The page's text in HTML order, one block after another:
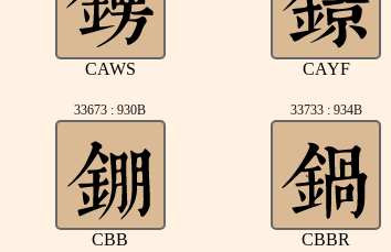
CAWS CAYF
33673 : 930B
CBB
33733 : 934B
CBBR